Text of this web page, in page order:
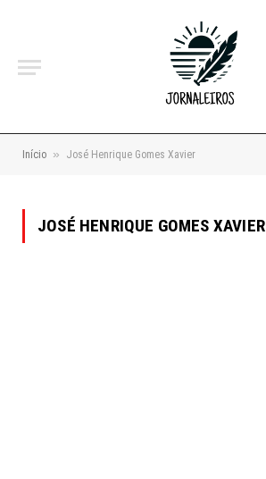
Início » José Henrique Gomes Xavier
JOSÉ HENRIQUE GOMES XAVIER